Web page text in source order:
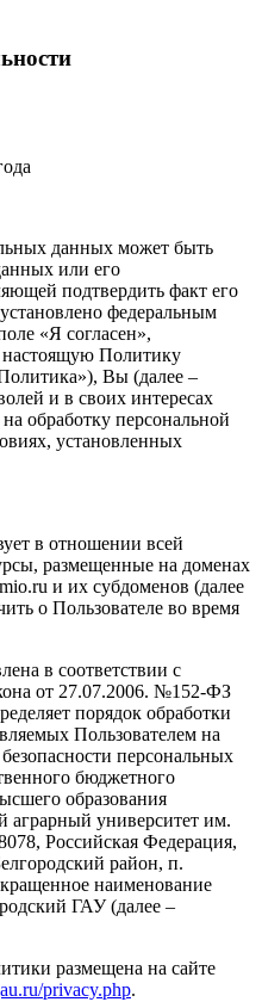
данных может быть
или его
подтвердить факт его
федеральным
«Я согласен»,
Политику
Вы (далее –
и в своих интересах
обработку персональной
установленных
в отношении всей
размещенные на доменах
и их субдоменов (далее
о Пользователе во время
в соответствии с
от 27.07.2006. №152-ФЗ
порядок обработки
Пользователем на
персональных
бюджетного
образования
аграрный университет им.
Российская Федерация,
район, п.
наименование
ГАУ (далее –
размещена на сайте
privacy.php.